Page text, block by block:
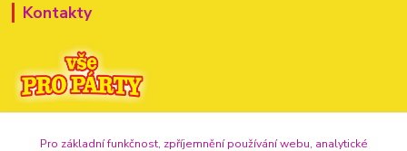
Kontakty
Pro základní funkčnost, zpříjemnění používání webu, analytické